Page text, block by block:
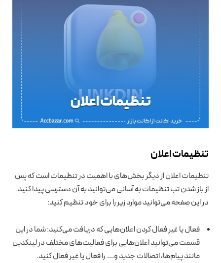
تنظیمات اعلان
تنظیمات اعلان از دیگر بخش‌های با اهمیت در تنظیمات است که پس
از باز شدن تب تنظیمات به آسانی می‌توانید به آن دسترسی پیدا کنید.
در این صفحه می‌توانید موارد زیر را برای خود تنظیم کنید:
فعال یا غیر فعال کردن اعلان‌هایی که دریافت می‌کنید: شما در این
قسمت می‌توانید اعلان‌هایی برای فعالیت‌های مختلف در لینکدین
مانند پیام‌ها، اتصالات جدید و…. را فعال یا غیر فعال کنید.